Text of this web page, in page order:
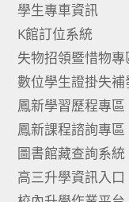
學生專車資訊
K館訂位系統
失物招領暨惜物專
數位學生證掛失補
鳳新學習歷程專區
鳳新課程諮詢專區
圖書館藏查詢系統
高三升學資訊入口